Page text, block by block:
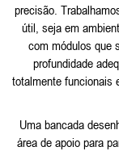
precisão.
útil, seja em
com módulos que
profundidade
totalmente funcionais
Uma bancada
área de apoio para